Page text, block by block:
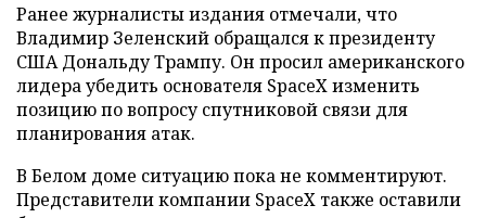
Ранее журналисты издания отмечали, что
Владимир Зеленский обращался к президенту
США Дональду Трампу. Он просил американского
лидера убедить основателя SpaceX изменить
позицию по вопросу спутниковой связи для
планирования атак.
В Белом доме ситуацию пока не комментируют.
Представители компании SpaceX также оставили